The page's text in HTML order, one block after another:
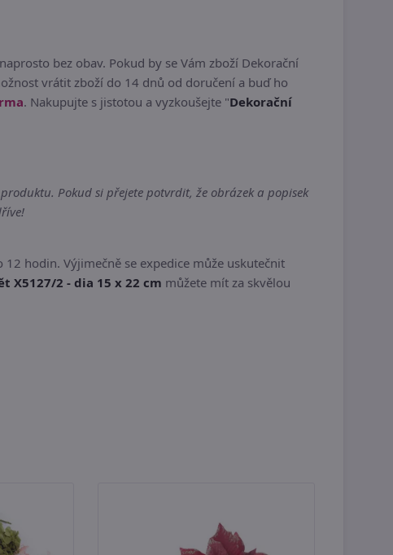
bez obav. Pokud by se Vám zboží Dekorační
vrátit zboží do 14 dnů od doručení a buď ho
. Nakupujte s jistotou a vyzkoušejte "Dekorační
Pokud si přejete potvrdit, že obrázek a popisek
hodin. Výjimečně se expedice může uskutečnit
X5127/2 - dia 15 x 22 cm můžete mít za skvělou